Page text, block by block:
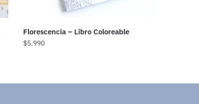
Florescencia – Libro Coloreable
$5.990